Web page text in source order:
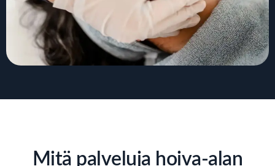
Mitä palveluja hoiva-alan